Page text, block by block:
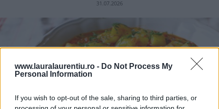
www.lauralaurentiu.ro - Do Not Process My
Personal Information
If you wish to opt-out of the sale, sharing to third parties, or
31.07.2026